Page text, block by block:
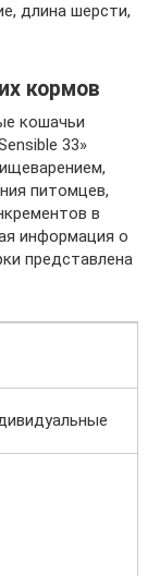
длина шерсти,
кормов
кошачьи
33»
питомцев,
в
информация о
представлена